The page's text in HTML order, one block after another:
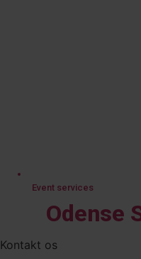
Event services
Odense
Kontakt os